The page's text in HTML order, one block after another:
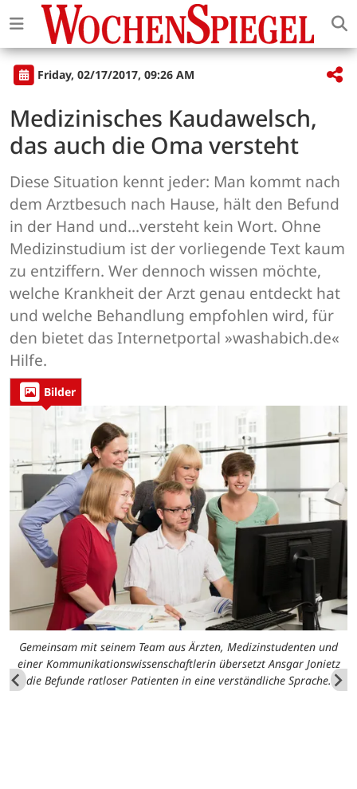
Friday, 02/17/2017, 09:26 AM
Medizinisches Kaudawelsch,
das auch die Oma versteht
Diese Situation kennt jeder: Man kommt nach
dem Arztbesuch nach Hause, hält den Befund
in der Hand und...versteht kein Wort. Ohne
Medizinstudium ist der vorliegende Text kaum
zu entziffern. Wer dennoch wissen möchte,
welche Krankheit der Arzt genau entdeckt hat
und welche Behandlung empfohlen wird, für
den bietet das Internetportal »washabich.de«
Hilfe.
Bilder
Gemeinsam mit seinem Team aus Ärzten, Medizinstudenten und
einer Kommunikationswissenschaftlerin übersetzt Ansgar Jonietz
die Befunde ratloser Patienten in eine verständliche Sprache.